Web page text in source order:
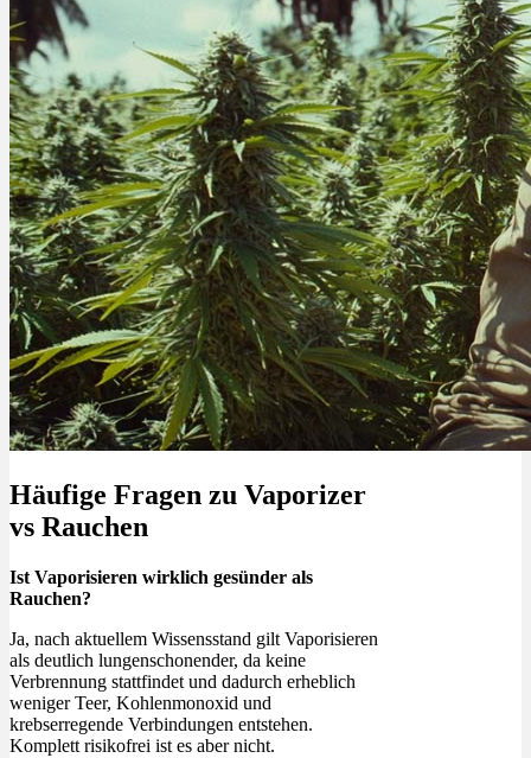
Häufige Fragen zu Vaporizer
vs Rauchen
Ist Vaporisieren wirklich gesünder als
Rauchen?
Ja, nach aktuellem Wissensstand gilt Vaporisieren
als deutlich lungenschonender, da keine
Verbrennung stattfindet und dadurch erheblich
weniger Teer, Kohlenmonoxid und
krebserregende Verbindungen entstehen.
Komplett risikofrei ist es aber nicht.